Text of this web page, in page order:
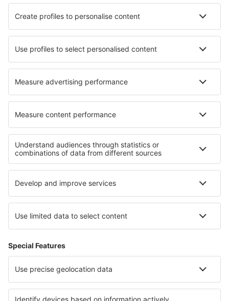
Hoteluri Mertzwiller Hoteluri în Bietigheim
Hoteluri în La Consulta Hoteluri în Montecarlo
Cele mai bune hoteluri - regiuni
Hoteluri în Coasta Amalfi Hoteluri in Val di Fiemme
Hoteluri in Val di Sole Hoteluri in Lazio
Hoteluri în Cinque Terre
Hoteluri În Constanța județul Hoteluri in Chiemsee